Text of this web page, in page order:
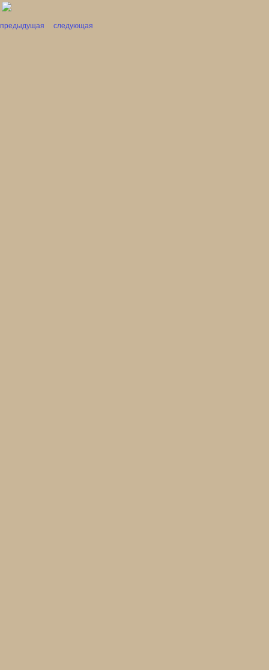
предыдущая следующая